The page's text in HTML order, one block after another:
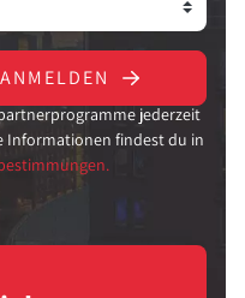
jederzeit
Informationen findest du in